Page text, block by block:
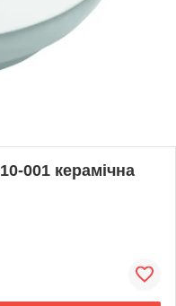
001 керамічна